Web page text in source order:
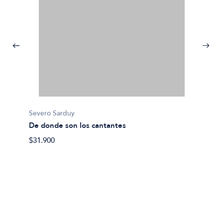
Severo Sarduy
De donde son los cantantes
$31.900